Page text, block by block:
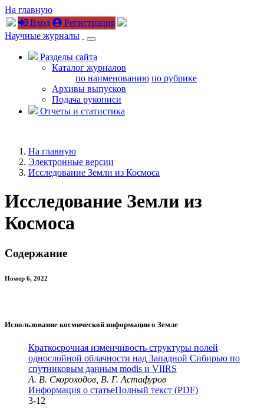
На главную
Вход
Регистрация
Научные журналы
Разделы сайта
Каталог журналов
по наименованию по рубрике
Архивы выпусков
Подача рукописи
Отчеты и статистика
На главную
Электронные версии
Исследование Земли из Космоса
Исследование Земли из
Космоса
Содержание
Номер 6, 2022
Использование космической информации о Земле
Краткосрочная изменчивость структуры полей
однослойной облачности над Западной Сибирью по
спутниковым данным modis и VIIRS
А. В. Скороходов, В. Г. Астафуров
Информация о статьеПолный текст (PDF)
3-12